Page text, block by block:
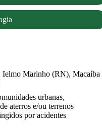
Marinho (RN), Macaíba
urbanas,
aterros e/ou terrenos
por acidentes